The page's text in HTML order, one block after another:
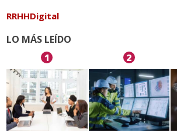
RRHHDigital
LO MÁS LEÍDO
1 2